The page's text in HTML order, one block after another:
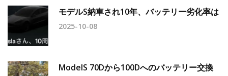
モデルS納車され10年、バッテリー劣化率は
2025-10-08
ModelS 70Dから100Dへのバッテリー交換